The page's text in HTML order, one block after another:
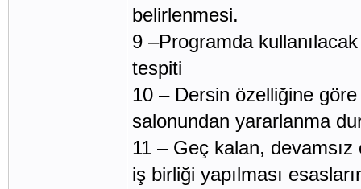
belirlenmesi.
9 –Programda
tespiti
10 – Dersin özelliğine
salonundan yararlanma
11 – Geç kalan,
iş birliği yapılması